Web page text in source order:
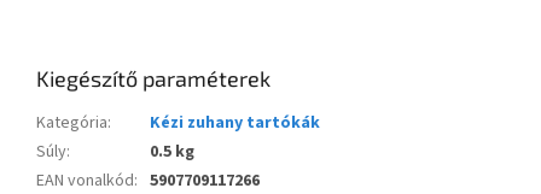
Kiegészítő paraméterek
Kategória:
Kézi zuhany tartókák
Súly:
0.5 kg
EAN vonalkód: 5907709117266